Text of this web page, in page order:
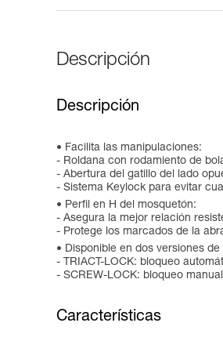
Descripción
Descripción
Facilita las manipulaciones:
- Roldana con rodamiento de
- Abertura del gatillo del lado
- Sistema Keylock para evitar
Perfil en H del mosquetón:
- Asegura la mejor relación
- Protege los marcados de la
Disponible en dos versiones
- TRIACT-LOCK: bloqueo
- SCREW-LOCK: bloqueo
Características